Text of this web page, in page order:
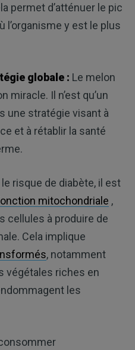
permet d’atténuer le pic
l’organisme y est le plus
globale : Le melon
miracle. Il n’est qu’un
une stratégie visant à
et à rétablir la santé
risque de diabète, il est
mitochondriale ,
cellules à produire de
Cela implique
, notamment
végétales riches en
les